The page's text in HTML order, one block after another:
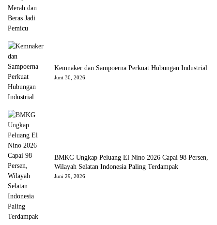
Kemnaker dan Sampoerna Perkuat Hubungan Industrial
Juni 30, 2026
BMKG Ungkap Peluang El Nino 2026 Capai 98 Persen,
Wilayah Selatan Indonesia Paling Terdampak
Juni 29, 2026